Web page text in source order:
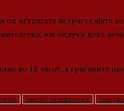
истрагата за трагедијата
кој одлучи дека
во 18 часот, а граѓаните
Протест за онкологија Скандал